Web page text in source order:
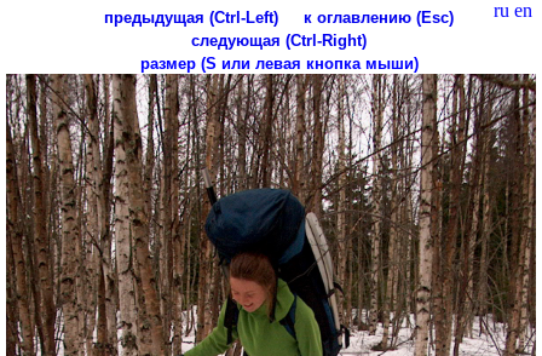
ru en
предыдущая (Ctrl-Left)
к оглавлению (Esc)
следующая (Ctrl-Right)
размер (S или левая кнопка мыши)